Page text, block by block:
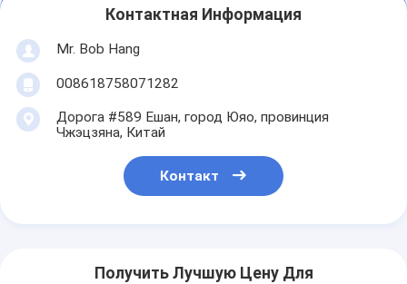
Контактная Информация
Mr. Bob Hang
008618758071282
Дорога #589 Ешан, город Юяо, провинция
Чжэцзяна, Китай
Контакт
Получить Лучшую Цену Для